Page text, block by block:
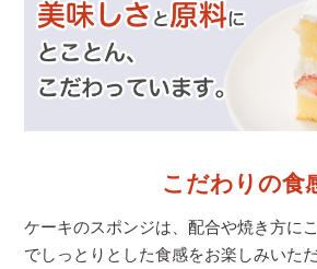
こだわりの食
ケーキのスポンジは、配合や焼き方に
でしっとりとした食感をお楽しみいただ